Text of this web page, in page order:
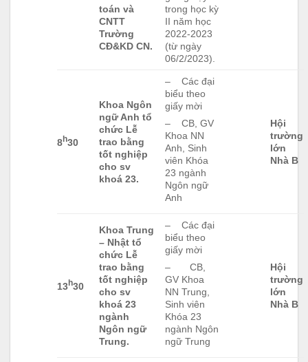
toán và
CNTT
Trường
CĐ&KD CN.
trong học kỳ
II năm học
2022-2023
(từ ngày
06/2/2023).
8h30
Khoa Ngôn
ngữ Anh tổ
chức Lễ
trao bằng
tốt nghiệp
cho sv
khoá 23.
– Các đại
biểu theo
giấy mời
– CB, GV
Khoa NN
Anh, Sinh
viên Khóa
23 ngành
Ngôn ngữ
Anh
Hội
trường
lớn
Nhà B
13h30
Khoa Trung
– Nhật tổ
chức Lễ
trao bằng
tốt nghiệp
cho sv
khoá 23
ngành
Ngôn ngữ
Trung.
– Các đại
biểu theo
giấy mời
– CB,
GV Khoa
NN Trung,
Sinh viên
Khóa 23
ngành Ngôn
ngữ Trung
Hội
trường
lớn
Nhà B